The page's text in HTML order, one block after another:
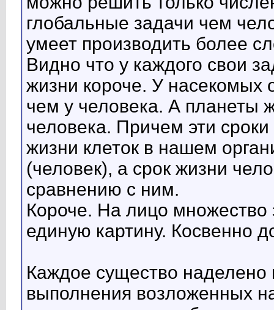
глобальные задачи чем
умеет производить более
Видно что у каждого свои
жизни короче. У насекомых
чем у человека. А планеты
человека. Причем эти
жизни клеток в нашем
(человек), а срок жизни
сравнению с ним.
Короче. На лицо
единую картину. Косвенно
Каждое существо
выполнения возложенных